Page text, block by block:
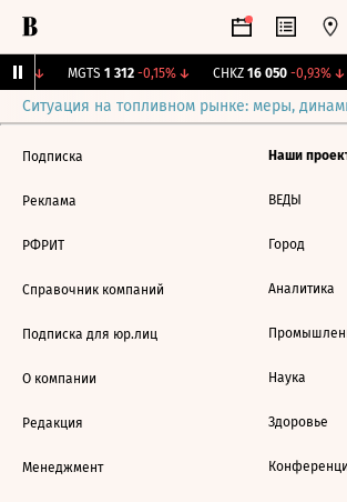
↓ MGTS 1 312 -0,15%↓ CHKZ 16 050 -0,93%↓
Ситуация на топливном рынке: меры,
Подписка
Реклама
РФРИТ
Справочник компаний
Подписка для юр.лиц
О компании
Редакция
Менеджмент
Наши
ВЕДЫ
Город
Аналитика
Наука
Здоровье